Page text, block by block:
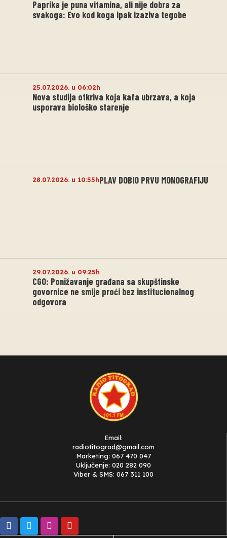
Paprika je puna vitamina, ali nije dobra za
svakoga: Evo kod koga ipak izaziva tegobe
25.07.2026. u 06:02h
Nova studija otkriva koja kafa ubrzava, a koja
usporava biološko starenje
28.07.2026. u 10:55hPLAV DOBIO PRVU MONOGRAFIJU
29.07.2026. u 09:25h
CGO: Ponižavanje građana sa skupštinske
govornice ne smije proći bez institucionalnog
odgovora
Email:
radiotitograd@gmail.com
Marketing: 067 470 047
Uključenje: 020 282 090
Viber & SMS: 067 311 100